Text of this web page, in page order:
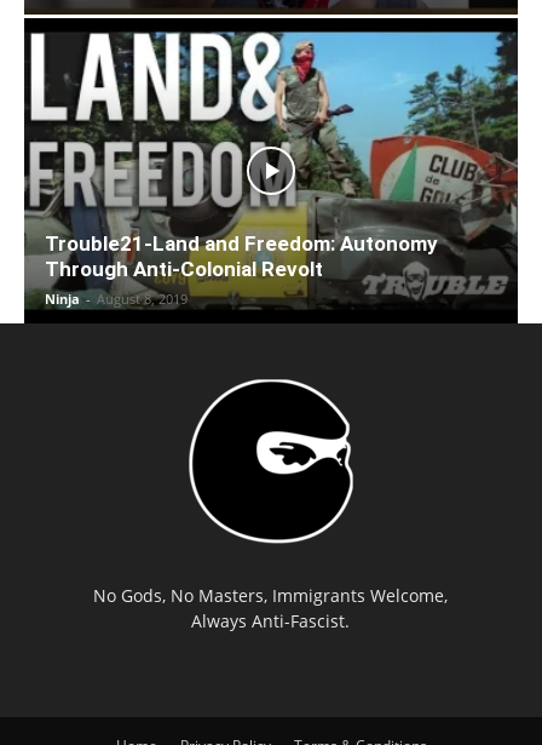
Trouble21-Land and Freedom: Autonomy
Through Anti-Colonial Revolt
Ninja - August 8, 2019
No Gods, No Masters, Immigrants Welcome,
Always Anti-Fascist.